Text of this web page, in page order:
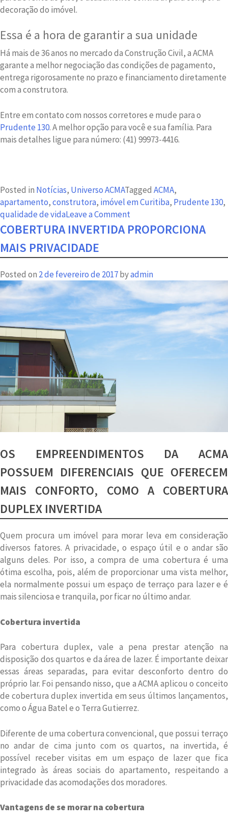
decoração do imóvel.
Essa é a hora de garantir a sua unidade
Há mais de 36 anos no mercado da Construção Civil, a ACMA
garante a melhor negociação das condições de pagamento,
entrega rigorosamente no prazo e financiamento diretamente
com a construtora.
Entre em contato com nossos corretores e mude para o
Prudente 130. A melhor opção para você e sua família. Para
mais detalhes ligue para número: (41) 99973-4416.
Posted in Notícias, Universo ACMATagged ACMA,
apartamento,construtora, imóvel em Curitiba, Prudente 130,
qualidade de vidaLeave a Comment
Saúde
Prudente
é
qualidade
de
vida
COBERTURA INVERTIDA PROPORCIONA
MAIS PRIVACIDADE
Posted on 2 de fevereiro de 2017byadmin
OS EMPREENDIMENTOS DA ACMA
POSSUEM DIFERENCIAIS QUE OFERECEM
MAIS CONFORTO, COMO A COBERTURA
DUPLEX INVERTIDA
Quem procura um imóvel para morar leva em consideração
diversos fatores. A privacidade, o espaço útil e o andar são
alguns deles. Por isso, a compra de uma cobertura é uma
ótima escolha, pois, além de proporcionar uma vista melhor,
ela normalmente possui um espaço de terraço para lazer e é
mais silenciosa e tranquila, por ficar no último andar.
Cobertura invertida
Para cobertura duplex, vale a pena prestar atenção na
disposição dos quartos e da área de lazer. É importante deixar
essas áreas separadas, para evitar desconforto dentro do
próprio lar. Foi pensando nisso, que a ACMA aplicou o conceito
de cobertura duplex invertida em seus últimos lançamentos,
como o Água Batel e o Terra Gutierrez.
Diferente de uma cobertura convencional, que possui terraço
no andar de cima junto com os quartos, na invertida, é
possível receber visitas em um espaço de lazer que fica
integrado às áreas sociais do apartamento, respeitando a
privacidade das acomodações dos moradores.
Vantagens de se morar na cobertura